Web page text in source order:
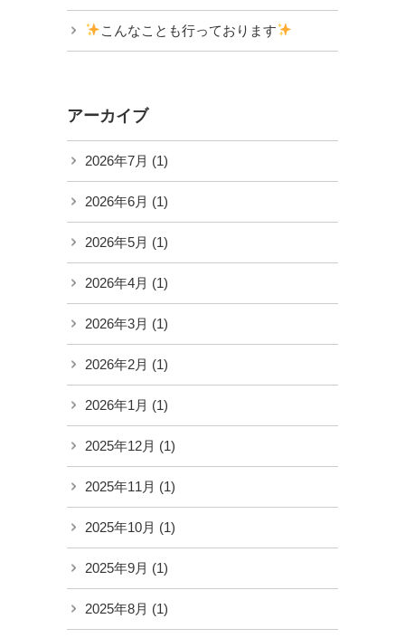
こんなことも行っております
アーカイブ
2026年7月 (1)
2026年6月 (1)
2026年5月 (1)
2026年4月 (1)
2026年3月 (1)
2026年2月 (1)
2026年1月 (1)
2025年12月 (1)
2025年11月 (1)
2025年10月 (1)
2025年9月 (1)
2025年8月 (1)